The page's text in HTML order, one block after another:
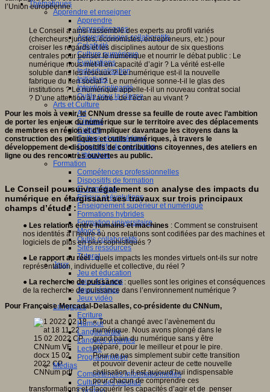
Thématiques
Apprendre et enseigner
Apprendre
Apprentissages
Apprentissages collaboratifs
Créativité
Culture numérique
Evaluations
Individualisation
Initiatives
Interdisciplinarité
Outils pour la classe
Arts et Culture
Art
Cinéma
Culture
Culture et numérique
Dispositifs de médiation
Littérature
Formation
Compétences professionnelles
Dispositifs de formation
E- formation
Enjeux et évolutions
Enseignement supérieur et numérique
Formations hybrides
Formation universitaire
Mooc’s
Outils collaboratifs
Sites ressources
Tutorat
Jeux
Jeu et éducation
Jeux 4/12 ans
Jeux sérieux
Jeux vidéo
Langages
Ecriture
Humour
Langue orale
Langues vivantes
Lecture
Programmation
Médias
Compétences informationnelles
Culture des médias
l’Union européenne.
Le Conseil a ainsi rassemblé des experts au profil variés
(chercheurs, juristes, économistes, entrepreneurs, etc.) pour
croiser les regards et les disciplines autour de six questions
centrales pour penser le numérique et nourrir le débat public : Le
numérique nous met-il en capacité d’agir ? La vérité est-elle
soluble dans les réseaux ? Le numérique est-il la nouvelle
fabrique du lien social ? Le numérique sonne-t-il le glas des
institutions ? Le numérique appelle-t-il un nouveau contrat social
? D’une attention à l’autre : de l’écran au vivant ?
Pour les mois à venir, le CNNum dresse sa feuille de route avec l’ambition
de porter les enjeux du numérique sur le territoire avec des déplacements
de membres en région et d’impliquer davantage les citoyens dans la
construction des politiques et outils numériques, à travers le
développement de dispositifs de contributions citoyennes, des ateliers en
ligne ou des rencontres ouvertes au public.
Le Conseil poursuivra également son analyse des impacts du
numérique en élargissant ses travaux sur trois principaux
champs d’étude :
● Les relations entre humains et machines : Comment se construisent
nos identités à l’heure où nos relations sont codifiées par des machines et
logiciels de plus en plus sophistiqués ?
● Le rapport au réel: quels impacts les mondes virtuels ont-ils sur notre
représentation, individuelle et collective, du réel ?
● La recherche de puissance: quelles sont les origines et conséquences
de la recherche de puissance dans l’environnement numérique ?
Pour Françoise Mercadal-Delasalles, co-présidente du CNNum,
« Tout a changé avec l’avènement du
numérique. Nous avons plongé dans le
grand bain du numérique sans y être
préparé, pour le meilleur et pour le pire.
Pour ne pas simplement subir cette transition
et pouvoir devenir acteur de cette nouvelle
civilisation, il est aujourd’hui indispensable
pour chacun de comprendre ces
transformations et d’acquérir les capacités d’agir et de penser